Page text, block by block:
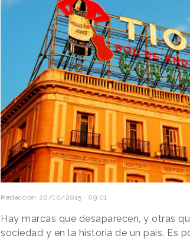
Redacción 20/10/2015 · 09:01
Hay marcas que desaparecen, y otras
sociedad y en la historia de un país. Es